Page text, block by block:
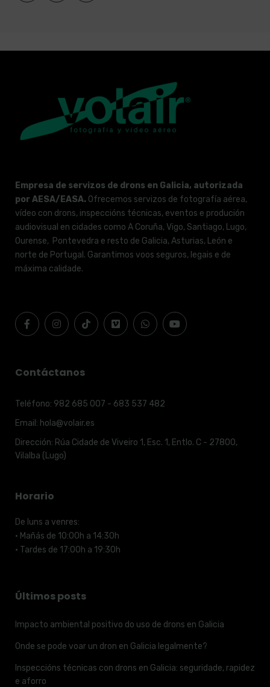
Empresa de servizos de drons en Galicia, autorizada
por AESA/EASA. Ofrecemos servizos de fotografía aérea,
vídeo con drons, inspeccións técnicas, eventos e produción
audiovisual en cidades como A Coruña, Vigo, Santiago, Lugo,
Ourense, Pontevedra e resto de Galicia, Asturias, León e
norte de Portugal. Garantimos voos seguros, legais e de
máxima calidade.
Contáctanos
Teléfono: 982 685 007 - 683 537 482
Email: hola@volair.es
Dirección: Rúa Cidade de Viveiro 1, Esc. 1, Entlo. C - 27800,
Vilalba (Lugo)
Horario
De luns a venres:
· Mañás de 10:00h a 14:30h
· Tardes de 17:00h a 19:30h
Últimos posts
Impacto ambiental positivo do uso de drons en Galicia
Onde se pode voar un dron en Galicia legalmente?
Inspeccións técnicas con drons en Galicia: seguridade, rapidez
e aforro